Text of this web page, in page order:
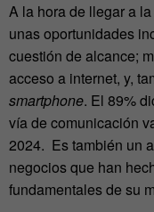
A la hora de llegar a
unas oportunidades
cuestión de alcance;
acceso a internet, y,
smartphone. El 89%
vía de comunicación
2024. Es también un
negocios que han
fundamentales de su